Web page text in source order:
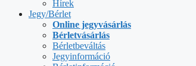
Hírek
Jegy/Bérlet
Online jegyvásárlás
Bérletvásárlás
Bérletbeváltás
Jegyinformáció